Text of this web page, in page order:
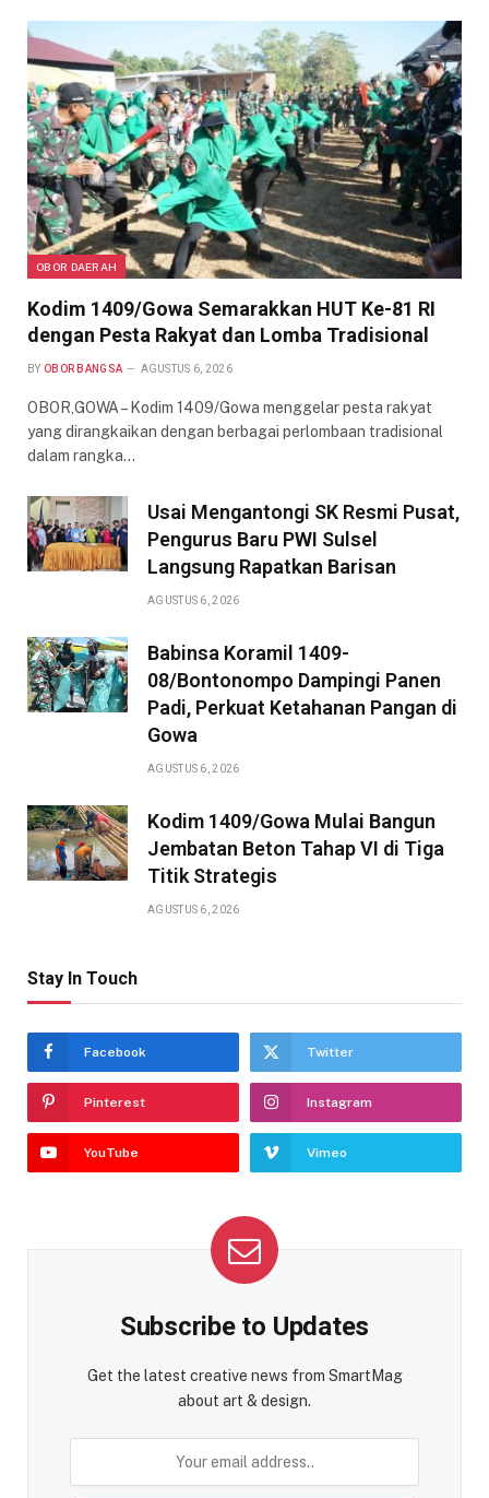
OBOR DAERAH
Kodim 1409/Gowa Semarakkan HUT Ke-81 RI
dengan Pesta Rakyat dan Lomba Tradisional
BY OBOR BANGSA AGUSTUS 6, 2026
OBOR,GOWA – Kodim 1409/Gowa menggelar pesta rakyat
yang dirangkaikan dengan berbagai perlombaan tradisional
dalam rangka…
Usai Mengantongi SK Resmi Pusat,
Pengurus Baru PWI Sulsel
Langsung Rapatkan Barisan
AGUSTUS 6, 2026
Babinsa Koramil 1409-
08/Bontonompo Dampingi Panen
Padi, Perkuat Ketahanan Pangan di
Gowa
AGUSTUS 6, 2026
Kodim 1409/Gowa Mulai Bangun
Jembatan Beton Tahap VI di Tiga
Titik Strategis
AGUSTUS 6, 2026
Stay In Touch
Facebook Twitter
Pinterest Instagram
YouTube Vimeo
Subscribe to Updates
Get the latest creative news from SmartMag
about art & design.